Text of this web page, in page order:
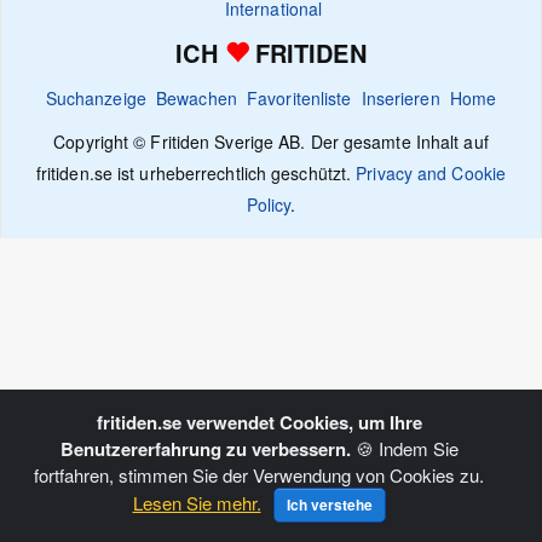
International
ICH FRITIDEN
Suchanzeige Bewachen Favoritenliste Inserieren Home
Copyright © Fritiden Sverige AB. Der gesamte Inhalt auf
fritiden.se ist urheberrechtlich geschützt. Privacy and Cookie
Policy.
fritiden.se verwendet Cookies, um Ihre
Benutzererfahrung zu verbessern.🍪 Indem Sie
fortfahren, stimmen Sie der Verwendung von Cookies zu.
Lesen Sie mehr.
Ich verstehe